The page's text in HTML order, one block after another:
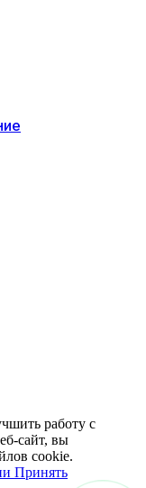
работу с
сайт, вы
cookie.
Принять